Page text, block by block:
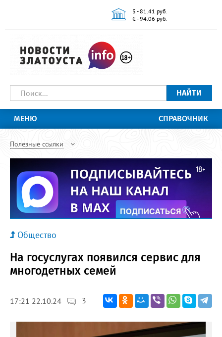
$ - 81.41 руб.
€ - 94.06 руб.
НАЙТИ
МЕНЮ СПРАВОЧНИК
Полезные ссылки
Общество
На госуслугах появился сервис для
многодетных семей
17:21 22.10.24 3